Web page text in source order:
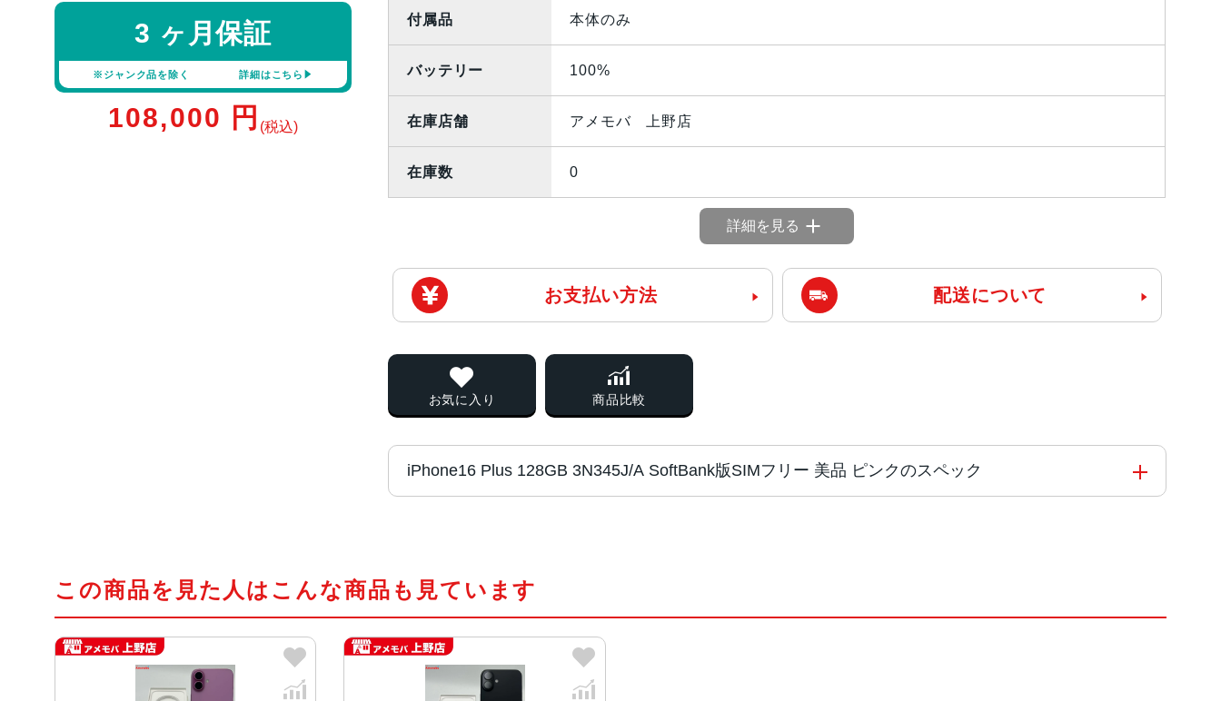
3 ヶ月保証
※ジャンク品を除く 詳細はこちら
108,000 円 (税込)
付属品 本体のみ
バッテリー 100%
在庫店舗 アメモバ 上野店
在庫数 0
詳細を見る
お支払い方法 配送について
お気に入り 商品比較
iPhone16 Plus 128GB 3N345J/A SoftBank版SIMフリー 美品 ピンクのスペック
カラー ブラック、ホワイト、ピンク、ティール、ウルトラマリン
容量 128GB256GB512GB
この商品を見た人はこんな商品も見ています